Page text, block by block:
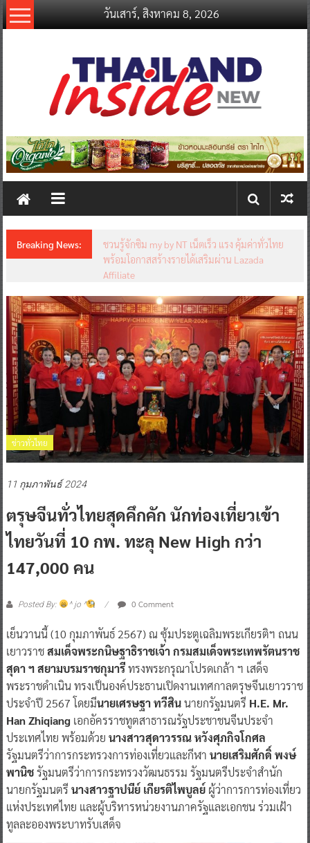
Skip
to
วันเสาร์, สิงหาคม 8, 2026
thailandinsidenew.com
Thailand
New
Breaking News:
ชวนรู้จักซิม my by NT เน็ตเร็ว แรง คุ้มค่าทั่วไทย
พร้อมโอกาสสร้างรายได้เสริมผ่าน Lazada
Affiliate
ข่าวทั่วไทย
11 กุมภาพันธ์ 2024
ตรุษจีนทั่วไทยสุดคึกคัก นักท่องเที่ยวเข้า
ไทยวันที่ 10 กพ. ทะลุ New High กว่า
147,000 คน
Posted By: ^ jo ^ 0 Comment
เย็นวานนี้ (10 กุมภาพันธ์ 2567) ณ ซุ้มประตูเฉลิมพระเกียรติฯ ถนน
เยาวราชสมเด็จพระกนิษฐาธิราชเจ้า กรมสมเด็จพระเทพรัตนราช
สุดา ฯ สยามบรมราชกุมารีทรงพระกรุณาโปรดเกล้า ฯ เสด็จ
พระราชดำเนิน ทรงเป็นองค์ประธานเปิดงานเทศกาลตรุษจีนเยาวราช
ประจำปี 2567 โดยมีนายเศรษฐา ทวีสินนายกรัฐมนตรี H.E. Mr.
Han Zhiqiang เอกอัครราชทูตสาธารณรัฐประชาชนจีนประจำ
ประเทศไทย พร้อมด้วย นางสาวสุดาวรรณ หวังศุภกิจโกศล
รัฐมนตรีว่าการกระทรวงการท่องเที่ยวและกีฬา นายเสริมศักดิ์ พงษ์
พานิชรัฐมนตรีว่าการกระทรวงวัฒนธรรม รัฐมนตรีประจำสำนัก
นายกรัฐมนตรี นางสาวฐาปนีย์ เกียรติไพบูลย์ ผู้ว่าการการท่องเที่ยว
แห่งประเทศไทย และผู้บริหารหน่วยงานภาครัฐและเอกชน ร่วมเฝ้า
ทูลละอองพระบาทรับเสด็จ